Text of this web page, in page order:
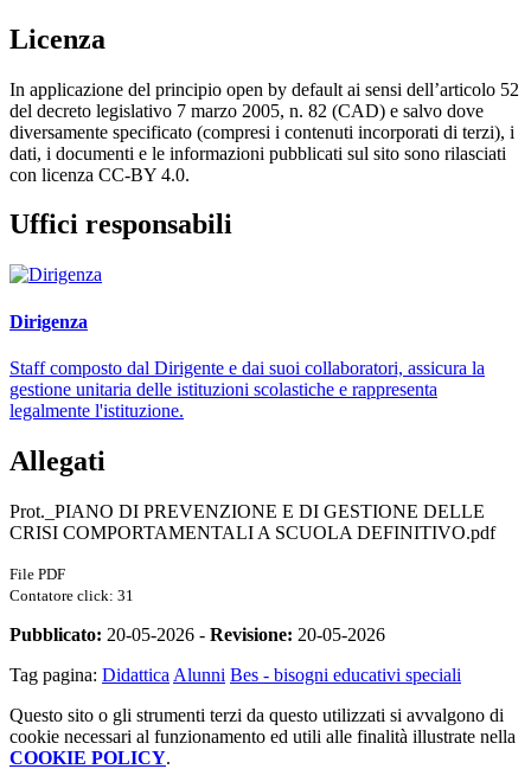
Licenza
In applicazione del principio open by default ai sensi dell’articolo 52
del decreto legislativo 7 marzo 2005, n. 82 (CAD) e salvo dove
diversamente specificato (compresi i contenuti incorporati di terzi), i
dati, i documenti e le informazioni pubblicati sul sito sono rilasciati
con licenza CC-BY 4.0.
Uffici responsabili
Dirigenza
Staff composto dal Dirigente e dai suoi collaboratori, assicura la
gestione unitaria delle istituzioni scolastiche e rappresenta
legalmente l'istituzione.
Allegati
Prot._PIANO DI PREVENZIONE E DI GESTIONE DELLE
CRISI COMPORTAMENTALI A SCUOLA DEFINITIVO.pdf
File PDF
Contatore click: 31
Pubblicato: 20-05-2026 - Revisione: 20-05-2026
Tag pagina: Didattica Alunni Bes - bisogni educativi speciali
Questo sito o gli strumenti terzi da questo utilizzati si avvalgono di
cookie necessari al funzionamento ed utili alle finalità illustrate nella
COOKIE POLICY.